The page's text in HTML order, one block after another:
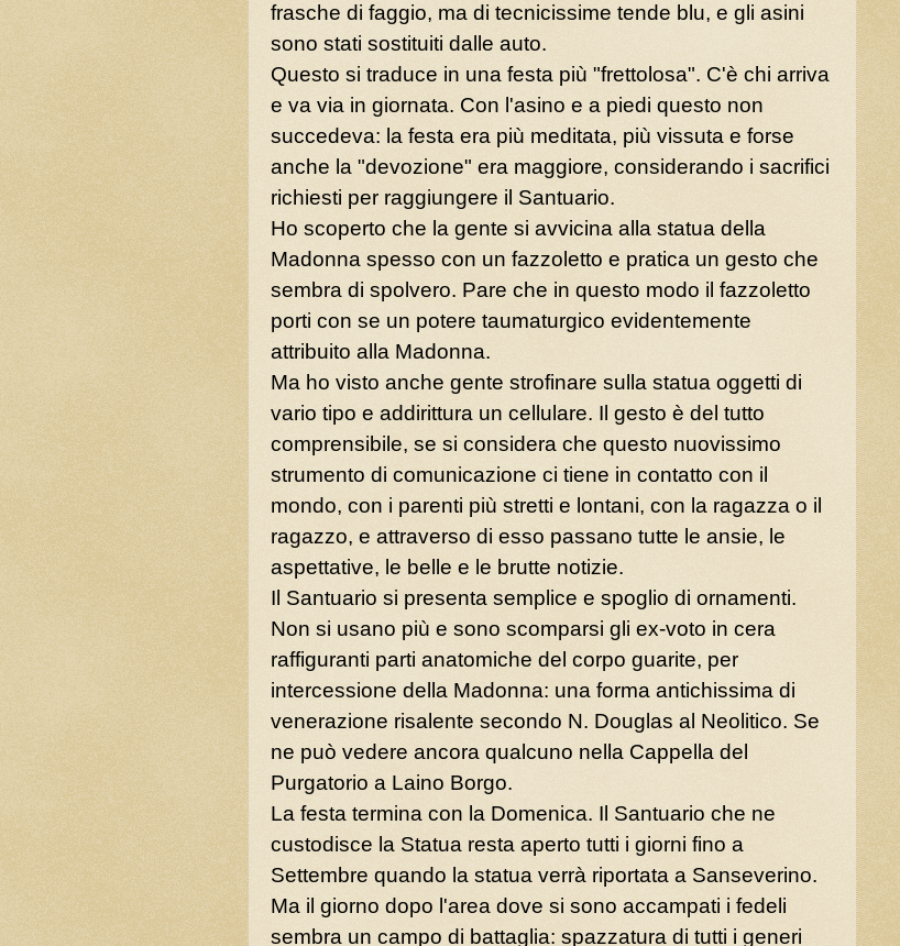
frasche di faggio, ma di tecnicissime tende blu, e gli asini
sono stati sostituiti dalle auto.
Questo si traduce in una festa più "frettolosa". C'è chi arriva
e va via in giornata. Con l'asino e a piedi questo non
succedeva: la festa era più meditata, più vissuta e forse
anche la "devozione" era maggiore, considerando i sacrifici
richiesti per raggiungere il Santuario.
Ho scoperto che la gente si avvicina alla statua della
Madonna spesso con un fazzoletto e pratica un gesto che
sembra di spolvero. Pare che in questo modo il fazzoletto
porti con se un potere taumaturgico evidentemente
attribuito alla Madonna.
Ma ho visto anche gente strofinare sulla statua oggetti di
vario tipo e addirittura un cellulare. Il gesto è del tutto
comprensibile, se si considera che questo nuovissimo
strumento di comunicazione ci tiene in contatto con il
mondo, con i parenti più stretti e lontani, con la ragazza o il
ragazzo, e attraverso di esso passano tutte le ansie, le
aspettative, le belle e le brutte notizie.
Il Santuario si presenta semplice e spoglio di ornamenti.
Non si usano più e sono scomparsi gli ex-voto in cera
raffiguranti parti anatomiche del corpo guarite, per
intercessione della Madonna: una forma antichissima di
venerazione risalente secondo N. Douglas al Neolitico. Se
ne può vedere ancora qualcuno nella Cappella del
Purgatorio a Laino Borgo.
La festa termina con la Domenica. Il Santuario che ne
custodisce la Statua resta aperto tutti i giorni fino a
Settembre quando la statua verrà riportata a Sanseverino.
Ma il giorno dopo l'area dove si sono accampati i fedeli
sembra un campo di battaglia: spazzatura di tutti i generi